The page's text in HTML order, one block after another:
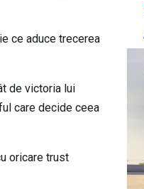
ce aduce trecerea
de victoria lui
care decide ceea
oricare trust